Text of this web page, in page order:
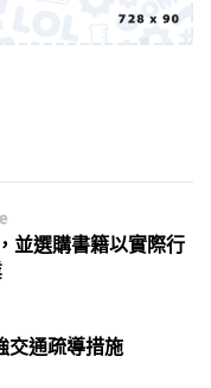
並選購書籍以實際行
交通疏導措施